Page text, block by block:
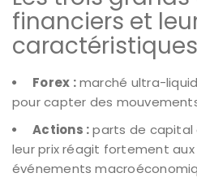
financiers et
caractéristiques
Forex :marché ultra-
pour capter des
Actions :parts de capital
leur prix réagit fortement
événements